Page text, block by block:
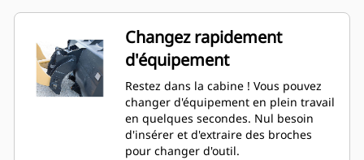
Changez rapidement
d'équipement
Restez dans la cabine ! Vous pouvez
changer d'équipement en plein travail
en quelques secondes. Nul besoin
d'insérer et d'extraire des broches
pour changer d'outil.